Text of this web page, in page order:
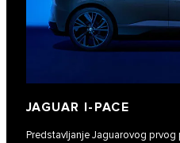
JAGUAR I‑PACE
Predstavljanje Jaguarovog